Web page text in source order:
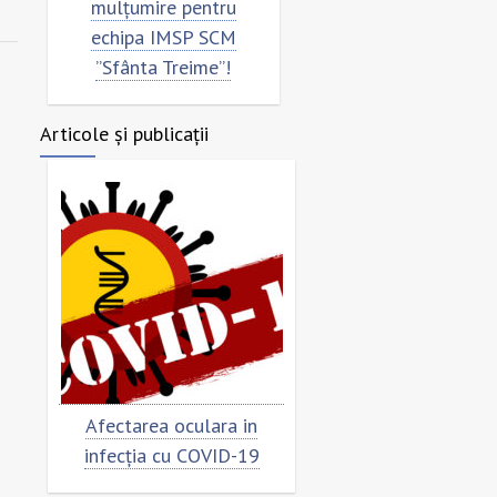
mulțumire pentru
echipa IMSP SCM
”Sfânta Treime”!
Articole și publicații
Afectarea oculara in
infecția cu COVID-19